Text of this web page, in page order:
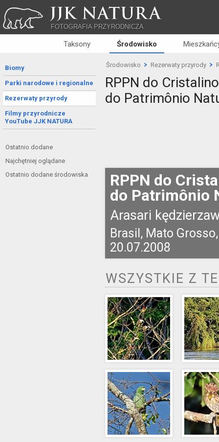
JJK NATURA
FOTOGRAFIA PRZYRODNICZA
Taksony Środowisko
Biomy
Parki narodowe i regionalne
Rezerwaty przyrody
Filmy przyrodnicze
YouTube JJK NATURA
Ostatnio dodane
Najchętniej oglądane
Ostatnio dodane środowiska
Środowisko Rezerwaty przyrody
RPPN do
do Patrimônio
RPPN do
do Patrimônio
Arasari
Brasil, Mato
20.07.2008
WSZYSTKIE Z